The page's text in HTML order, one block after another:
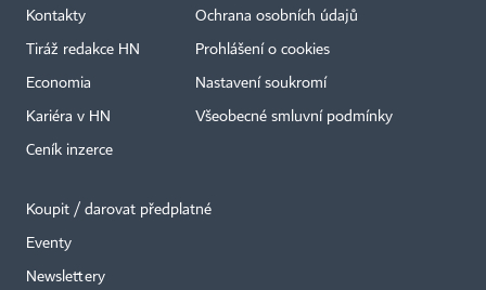
Kontakty
Tiráž redakce HN
Economia
Kariéra v HN
Ceník inzerce
Ochrana osobních údajů
Prohlášení o cookies
Nastavení soukromí
Všeobecné smluvní podmínky
Koupit / darovat předplatné
Eventy
Newslettery